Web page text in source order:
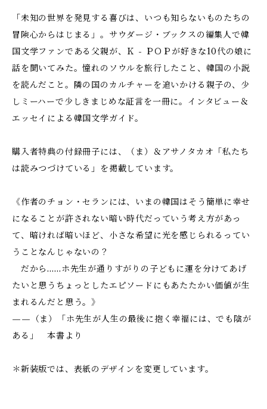
「未知の世界を発見する喜びは、いつも知らないものたちの
冒険心からはじまる」。サウダージ・ブックスの編集人で韓
国文学ファンである父親が、Ｋ - ＰＯＰが好きな10代の娘に
話を聞いてみた。憧れのソウルを旅行したこと、韓国の小説
を読んだこと。隣の国のカルチャーを追いかける親子の、少
しミーハーで少しきまじめな証言を一冊に。インタビュー＆
エッセイによる韓国文学ガイド。
購入者特典の付録冊子には、（ま）＆アサノタカオ「私たち
は読みつづけている」を掲載しています。
《作者のチョン・セランには、いまの韓国はそう簡単に幸せ
になることが許されない暗い時代だっていう考え方があっ
て、暗ければ暗いほど、小さな希望に光を感じられるってい
うことなんじゃないの？
だから……ホ先生が通りすがりの子どもに運を分けてあげ
たいと思うちょっとしたエピソードにもあたたかい価値が生
まれるんだと思う。》
——（ま）「ホ先生が人生の最後に抱く幸福には、でも陰が
ある」 本書より
＊新装版では、表紙のデザインを変更しています。